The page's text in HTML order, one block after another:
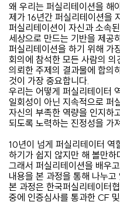
왜 우리는 퍼실리테이션을 해
제가 16년간 퍼실리테이션을
퍼실리테이션이 자신과 소속
세상으로 만드는 기반을 제공
퍼실리테이션을 하기 위해 가
회의에 참석한 모든 사람의 의
의뢰한 주제의 결과물에 합의
것이 가장 중요합니다.
우리는 어떻게 퍼실리테이터
일회성이 아닌 지속적으로 퍼
자신의 부족한 역량을 인지하
되도록 노력하는 진정성을 가
10년이 넘게 퍼실리테이터 역
하기가 쉽지 않지만 해 볼만하
그래서 퍼실리테이션을 배우
내용을 본 과정을 통해 나누고
본 과정은 한국퍼실리테이터
중에 인증심사를 통과한 CF